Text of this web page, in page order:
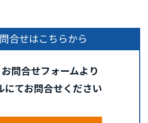
合せはこちらから
お問合せフォームより
にてお問合せください